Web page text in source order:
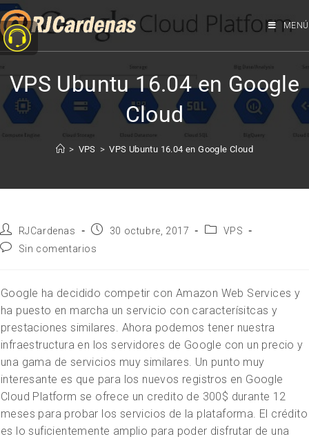
MENÚ
VPS Ubuntu 16.04 en Google
Cloud
> VPS > VPS Ubuntu 16.04 en Google Cloud
RJCardenas 30 octubre, 2017
VPS
Sin comentarios
Google ha decidido competir con Amazon Web Services y
ha puesto en marcha un servicio con caracterísitcas y
prestaciones similares. Ahora podemos tener nuestra
infraestructura en los servidores de Google con un precio y
una gama de servicios muy similares. Un punto muy
interesante es que para los nuevos registros en Google
Cloud Platform se ofrece un credito de 300$ durante 12
meses para probar los servicios de la plataforma. El crédito
es lo suficientemente amplio para poder disfrutar de una